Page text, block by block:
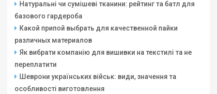
Натуральні чи сумішеві тканини: рейтинг та батл для
базового гардероба
Какой припой выбрать для качественной пайки
различных материалов
Як вибрати компанію для вишивки на текстилі та не
переплатити
Шеврони українських військ: види, значення та
особливості виготовлення